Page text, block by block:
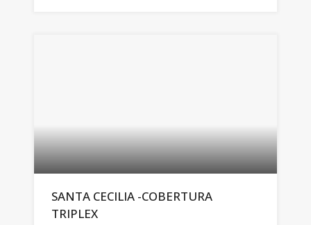
SANTA CECILIA -COBERTURA
TRIPLEX